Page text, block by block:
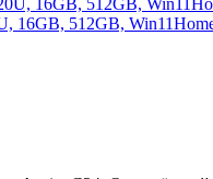
16GB, 512GB,